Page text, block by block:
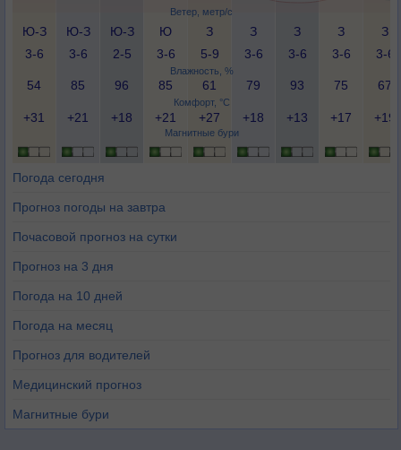
Ветер, метр/с
Влажность, %
Комфорт, °C
Магнитные бури
Ю-З
3-6
Ю-З
3-6
Ю-З
2-5
Ю
3-6
З
5-9
З
3-6
З
3-6
З
3-6
З
3-6
54 85 96 85 61 79 93 75 67
+31 +21 +18 +21 +27 +18 +13 +17 +19
Погода сегодня
Прогноз погоды на завтра
Почасовой прогноз на сутки
Прогноз на 3 дня
Погода на 10 дней
Погода на месяц
Прогноз для водителей
Медицинский прогноз
Магнитные бури